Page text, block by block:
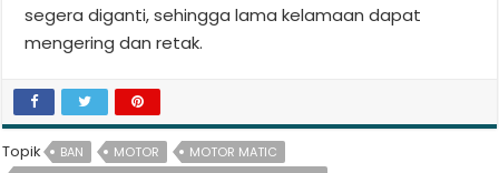
segera diganti, sehingga lama kelamaan dapat
mengering dan retak.
Topik BAN MOTOR
MOTOR MATIC